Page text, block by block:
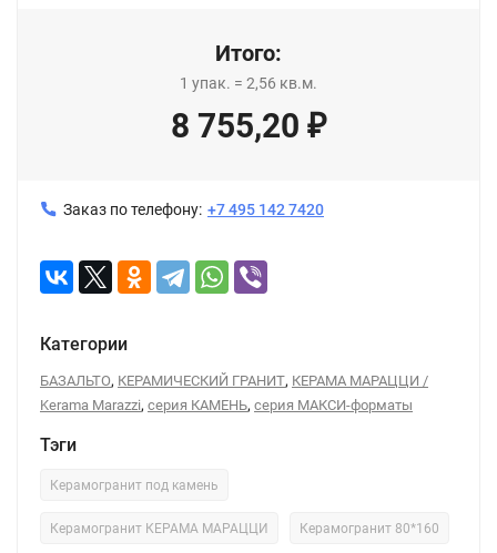
Итого:
1 упак. = 2,56 кв.м.
8 755,20 ₽
Заказ по телефону: +7 495 142 7420
Категории
БАЗАЛЬТО, КЕРАМИЧЕСКИЙ ГРАНИТ, КЕРАМА МАРАЦЦИ /
Kerama Marazzi, серия КАМЕНЬ, серия МАКСИ-форматы
Тэги
Керамогранит под камень
Керамогранит КЕРАМА МАРАЦЦИ Керамогранит 80*160